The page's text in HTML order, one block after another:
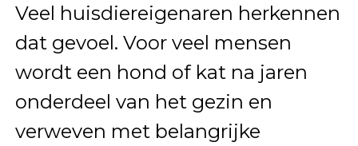
Veel huisdiereigenaren herkennen
dat gevoel. Voor veel mensen
wordt een hond of kat na jaren
onderdeel van het gezin en
verweven met belangrijke